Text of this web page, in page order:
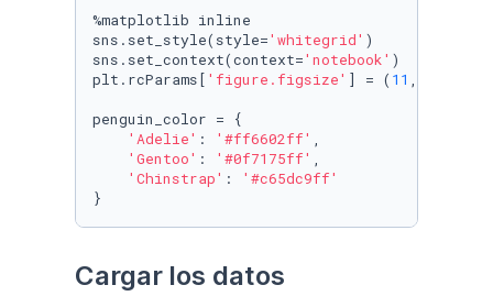
%matplotlib inline
sns.set_style(style='whitegrid' )
sns.set_context(context='notebook' )
plt.rcParams[ 'figure.figsize' ] = ( 11 ,
penguin_color = {
'Adelie' : '#ff6602ff' ,
'Gentoo' : '#0f7175ff' ,
'Chinstrap' :
'#c65dc9ff'
}
Cargar los datos